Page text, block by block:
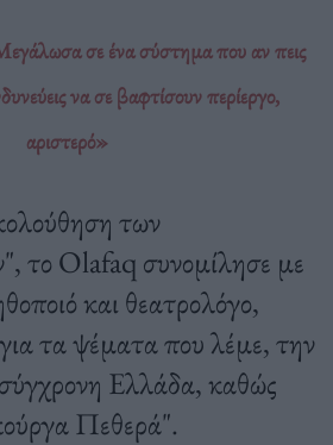
σε ένα σύστημα που αν πεις
να σε βαφτίσουν περίεργο,
αριστερό»
των
το Olafaq συνομίλησε με
και θεατρολόγο,
τα ψέματα που λέμε, την
Ελλάδα, καθώς
Πεθερά".